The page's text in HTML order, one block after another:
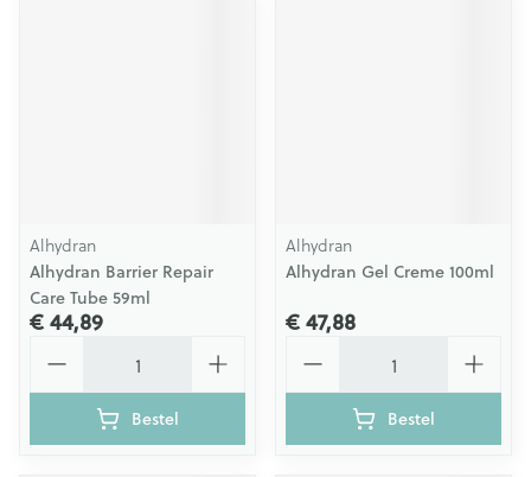
Alhydran
Alhydran Barrier Repair
Care Tube 59ml
€ 44,89
Bestel
Alhydran
Alhydran Gel Creme 100ml
€ 47,88
Bestel